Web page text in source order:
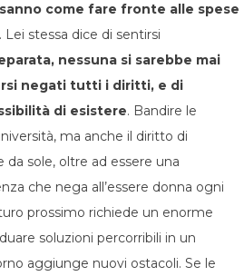
come fare fronte alle spese
. Lei stessa dice di sentirsi
nessuna si sarebbe mai
negati tutti i diritti, e di
di esistere. Bandire le
ma anche il diritto di
sole, oltre ad essere una
che nega all’essere donna ogni
prossimo richiede un enorme
soluzioni percorribili in un
aggiunge nuovi ostacoli. Se le